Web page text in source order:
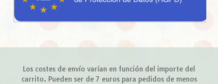
Los costes de envío varían en función del importe del
carrito. Pueden ser de 7 euros para pedidos de menos